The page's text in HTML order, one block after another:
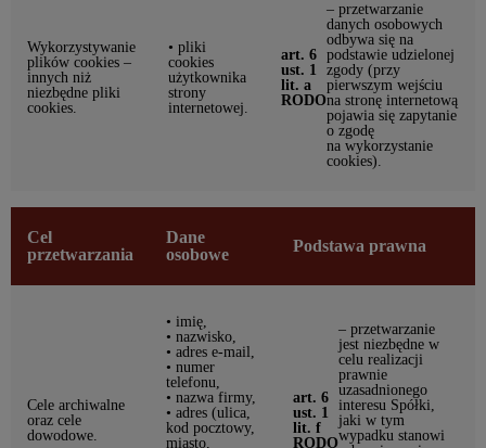
Wykorzystywanie
plików cookies –
innych niż
niezbędne pliki
cookies.
• pliki
cookies
użytkownika
strony
internetowej.
art. 6
ust. 1
lit. a
RODO
– przetwarzanie
danych osobowych
odbywa się na
podstawie udzielonej
zgody (przy
pierwszym wejściu
na stronę internetową
pojawia się zapytanie
o zgodę
na wykorzystanie
cookies).
Cel
przetwarzania
Dane
osobowe
Podstawa prawna
Cele archiwalne
oraz cele
dowodowe.
• imię,
• nazwisko,
• adres e-mail,
• numer
telefonu,
• nazwa firmy,
• adres (ulica,
kod pocztowy,
miasto,
art. 6
ust. 1
lit. f
RODO
– przetwarzanie
jest niezbędne w
celu realizacji
prawnie
uzasadnionego
interesu Spółki,
jaki w tym
wypadku stanowi